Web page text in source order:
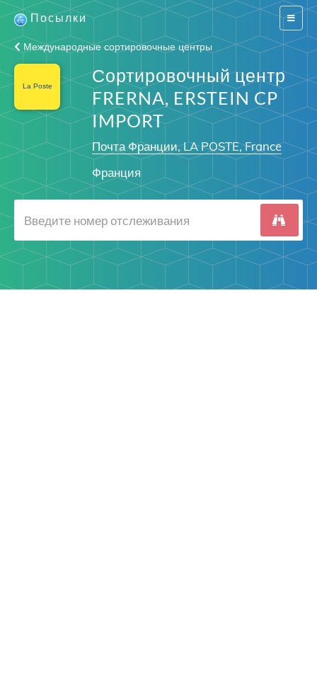
Switch
Посылки
Международные сортировочные центры
Сортировочный центр
FRERNA, ERSTEIN CP
IMPORT
Почта Франции, LA POSTE, France
Франция